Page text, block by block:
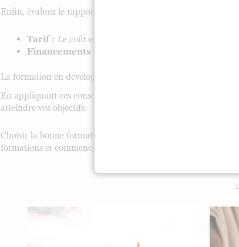
Enfin, évaluez le rapport qualité-prix :
Tarif : Le coût est-il justifié par le contenu et la durée
Financements :
La formation en développement personnel qui vous
En appliquant ces conseils, vous serez en mesure de
atteindre vos objectifs.
Choisir la bonne formation en développement personnel est
formations et commencez dès aujourd’hui votre voyage vers